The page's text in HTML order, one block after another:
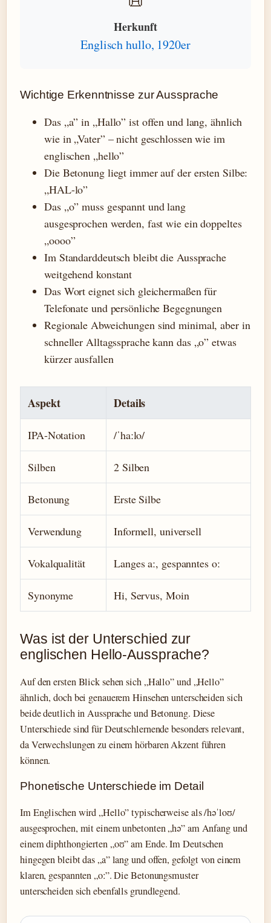
Herkunft
Englisch hullo, 1920er
Wichtige Erkenntnisse zur Aussprache
Das „a” in „Hallo” ist offen und lang, ähnlich
wie in „Vater” – nicht geschlossen wie im
englischen „hello”
Die Betonung liegt immer auf der ersten Silbe:
„HAL-lo”
Das „o” muss gespannt und lang
ausgesprochen werden, fast wie ein doppeltes
„oooo”
Im Standarddeutsch bleibt die Aussprache
weitgehend konstant
Das Wort eignet sich gleichermaßen für
Telefonate und persönliche Begegnungen
Regionale Abweichungen sind minimal, aber in
schneller Alltagssprache kann das „o” etwas
kürzer ausfallen
Aspekt Details
IPA-Notation /ˈhaːlo/
Silben 2 Silben
Betonung Erste Silbe
Verwendung Informell, universell
Vokalqualität Langes aː, gespanntes oː
Synonyme Hi, Servus, Moin
Was ist der Unterschied zur
englischen Hello-Aussprache?
Auf den ersten Blick sehen sich „Hallo” und „Hello”
ähnlich, doch bei genauerem Hinsehen unterscheiden sich
beide deutlich in Aussprache und Betonung. Diese
Unterschiede sind für Deutschlernende besonders relevant,
da Verwechslungen zu einem hörbaren Akzent führen
können.
Phonetische Unterschiede im Detail
Im Englischen wird „Hello” typischerweise als /həˈloʊ/
ausgesprochen, mit einem unbetonten „hə” am Anfang und
einem diphthongierten „oʊ” am Ende. Im Deutschen
hingegen bleibt das „a” lang und offen, gefolgt von einem
klaren, gespannten „oː”. Die Betonungsmuster
unterscheiden sich ebenfalls grundlegend.